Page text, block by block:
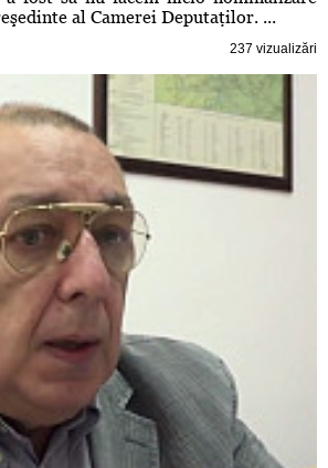
al Camerei Deputaţilor. ...
237 vizualizări